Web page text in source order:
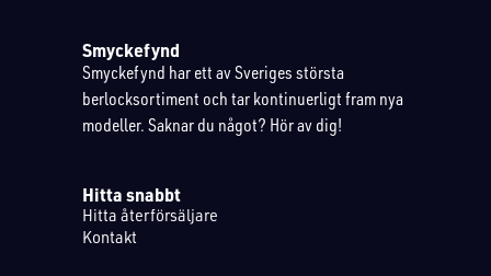
Smyckefynd
Smyckefynd har ett av Sveriges största
berlocksortiment och tar kontinuerligt fram nya
modeller. Saknar du något? Hör av dig!
Hitta snabbt
Hitta återförsäljare
Kontakt